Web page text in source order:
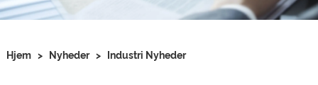
Hjem > Nyheder > Industri Nyheder